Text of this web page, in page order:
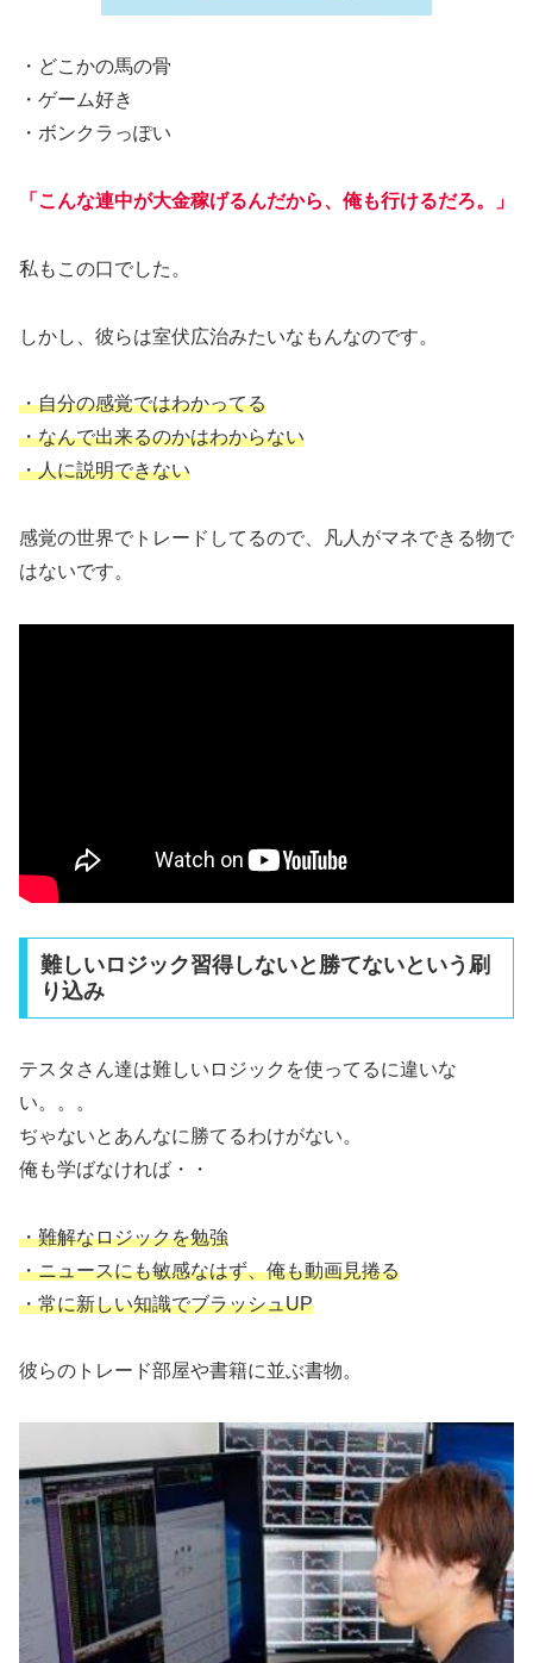
・どこかの馬の骨
・ゲーム好き
・ボンクラっぽい
「こんな連中が大金稼げるんだから、俺も行けるだろ。」
私もこの口でした。
しかし、彼らは室伏広治みたいなもんなのです。
・自分の感覚ではわかってる
・なんで出来るのかはわからない
・人に説明できない
感覚の世界でトレードしてるので、凡人がマネできる物で
はないです。
難しいロジック習得しないと勝てないという刷
り込み
テスタさん達は難しいロジックを使ってるに違いな
い。。。
ぢゃないとあんなに勝てるわけがない。
俺も学ばなければ・・
・難解なロジックを勉強
・ニュースにも敏感なはず、俺も動画見捲る
・常に新しい知識でブラッシュUP
彼らのトレード部屋や書籍に並ぶ書物。